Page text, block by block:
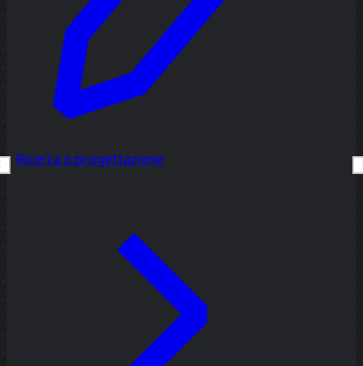
Ricerca e progettazione